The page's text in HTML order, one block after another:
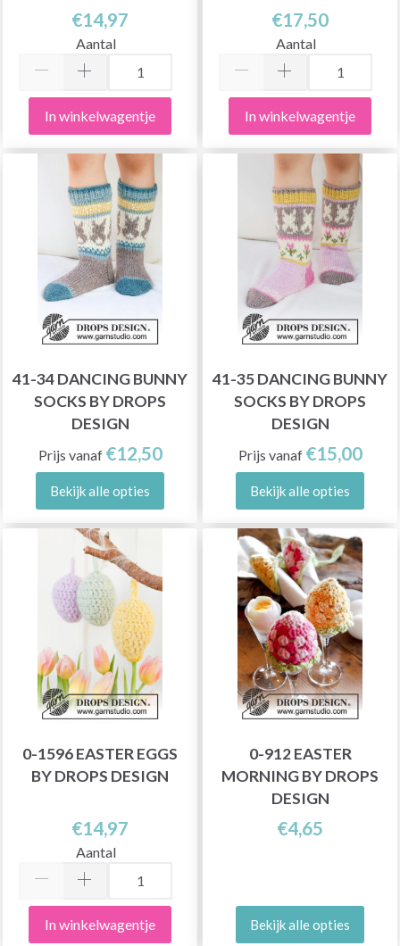
€14,97
Aantal
In winkelwagentje
€17,50
Aantal
In winkelwagentje
41-34 DANCING BUNNY
SOCKS BY DROPS
DESIGN
Prijs vanaf €12,50
Bekijk alle opties
41-35 DANCING BUNNY
SOCKS BY DROPS
DESIGN
Prijs vanaf €15,00
Bekijk alle opties
0-1596 EASTER EGGS
BY DROPS DESIGN
€14,97
Aantal
In winkelwagentje
0-912 EASTER
MORNING BY DROPS
DESIGN
€4,65
Bekijk alle opties